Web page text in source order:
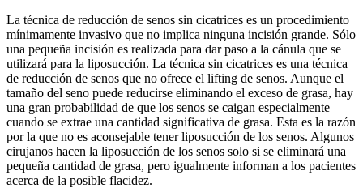
La técnica de reducción de senos sin cicatrices es un procedimiento
mínimamente invasivo que no implica ninguna incisión grande. Sólo
una pequeña incisión es realizada para dar paso a la cánula que se
utilizará para la liposucción. La técnica sin cicatrices es una técnica
de reducción de senos que no ofrece el lifting de senos. Aunque el
tamaño del seno puede reducirse eliminando el exceso de grasa, hay
una gran probabilidad de que los senos se caigan especialmente
cuando se extrae una cantidad significativa de grasa. Esta es la razón
por la que no es aconsejable tener liposucción de los senos. Algunos
cirujanos hacen la liposucción de los senos solo si se eliminará una
pequeña cantidad de grasa, pero igualmente informan a los pacientes
acerca de la posible flacidez.